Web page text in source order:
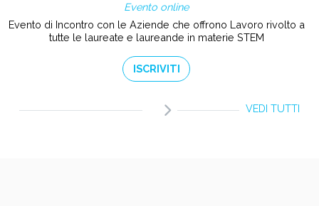
Evento online
Evento di Incontro con le Aziende che offrono Lavoro rivolto a
tutte le laureate e laureande in materie STEM
ISCRIVITI
VEDI TUTTI